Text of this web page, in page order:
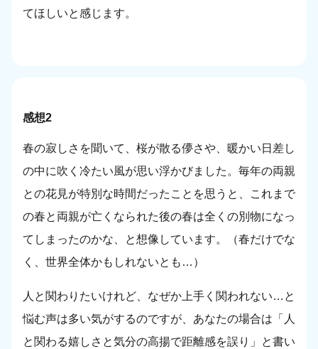
てほしいと感じます。
感想2
春の寂しさを聞いて、桜が散る儚さや、暖かい日差し
の中に吹く冷たい風が思い浮かびました。毎年の両親
との花見が特別な時間だったことを思うと、これまで
の春と両親が亡くなられた後の春は全くの別物になっ
てしまったのかな、と想像しています。（春だけでな
く、世界全体かもしれないとも…）
人と関わりたいけれど、なぜか上手く関われない…と
悩む声は多い気がするのですが、あなたの場合は「人
と関わる嬉しさと気分の高揚で距離感を誤り」と書い